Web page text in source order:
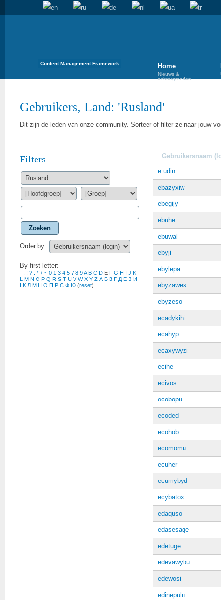
Content Management Framework Home
Nieuws &
achtergronden
Gebruikers, Land: 'Rusland'
Dit zijn de leden van onze community. Sorteer of filter ze naar jouw
Filters
Zoeken
Order by:
By first letter:
- : ! ? * + ~ 0 1 3 4 5 7 8 9A B C D E F G H J K
M N O P Q R S T U V W X Y Z А Б В Г Д Е З И
К Л М Н О П Р С Ф Ю (reset)
Gebruikersnaam
e.udin
ebazyxiw
ebegijy
ebuhe
ebuwal
ebyji
ebylepa
ebyzawes
ebyzeso
ecadykihi
ecahyp
ecaxywyzi
ecihe
ecivos
ecobopu
ecoded
ecohob
ecomomu
ecuher
ecumybyd
ecybatox
edaquso
edasesaqe
edetuge
edevawybu
edewosi
edinepulu